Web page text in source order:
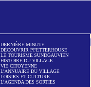
DERNIÈRE MINUTE
DÉCOUVRIR PFETTERHOUSE
LE TOURISME SUNDGAUVIEN
HISTOIRE DU VILLAGE
VIE CITOYENNE
L'ANNUAIRE DU VILLAGE
LOISIRS ET CULTURE
L'AGENDA DES SORTIES